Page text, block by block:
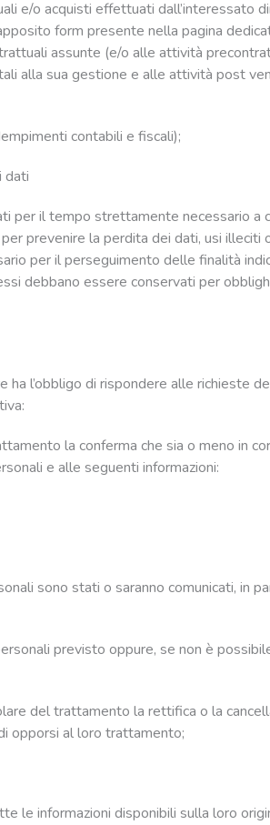
e/o acquisti effettuati dall’interessato
form presente nella pagina
assunte (e/o alle attività
alla sua gestione e alle attività post
contabili e fiscali);
dati
per il tempo strettamente necessario a
prevenire la perdita dei dati, usi illeciti
per il perseguimento delle finalità
debbano essere conservati per
l’obbligo di rispondere alle richieste
la conferma che sia o meno in
e alle seguenti informazioni:
sono stati o saranno comunicati, in
previsto oppure, se non è
del trattamento la rettifica o la
opporsi al loro trattamento;
le informazioni disponibili sulla loro